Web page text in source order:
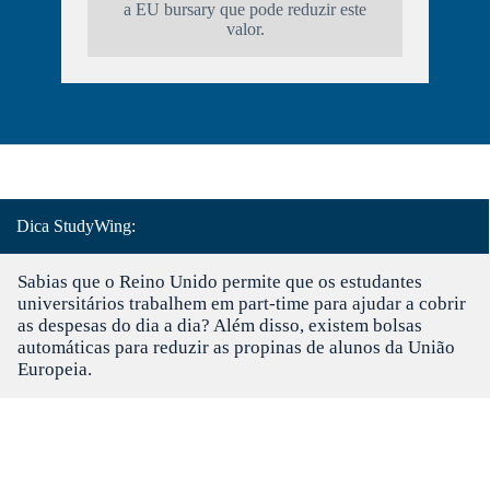
a EU bursary que pode reduzir este
valor.
Dica StudyWing:
Sabias que o Reino Unido permite que os estudantes
universitários trabalhem em part-time para ajudar a cobrir
as despesas do dia a dia? Além disso, existem bolsas
automáticas para reduzir as propinas de alunos da União
Europeia.